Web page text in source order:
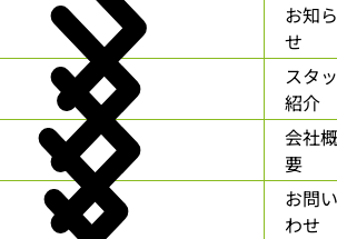
お知ら
せ
スタ
紹介
会社概
要
お問
わせ